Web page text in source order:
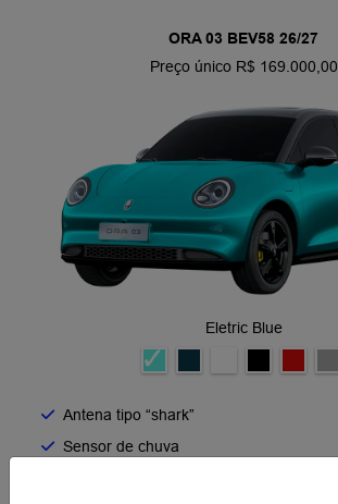
ORA 03 BEV58 26/27
Preço único R$ 169.000,00
Eletric Blue
Antena tipo “shark”
Sensor de chuva